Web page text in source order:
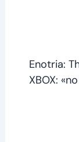
Enotria:
XBOX: